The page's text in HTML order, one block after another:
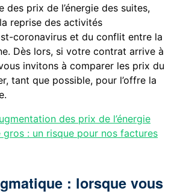
des prix de l’énergie des suites,
reprise des activités
coronavirus et du conflit entre la
Dès lors, si votre contrat arrive à
invitons à comparer les prix du
tant que possible, pour l’offre la
des prix de l’énergie
gros : un risque pour nos factures
: lorsque vous